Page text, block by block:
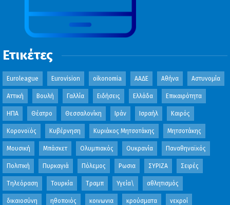
Ετικέτες
Euroleague Eurovision oikonomia ΑΑΔΕ Αθήνα Αστυνομία
Αττική Βουλή Γαλλία Ειδήσεις Ελλάδα Επικαιρότητα
ΗΠΑ Θέατρο Θεσσαλονίκη Ιράν Ισραήλ Καιρός
Κορονοϊός Κυβέρνηση Κυριάκος Μητσοτάκης Μητσοτάκης
Μουσική Μπάσκετ Ολυμπιακός Ουκρανία Παναθηναϊκός
Πολιτική Πυρκαγιά Πόλεμος Ρωσια ΣΥΡΙΖΑ Σειρές
Τηλεόραση Τουρκία Τραμπ Υγεία\ αθλητισμός
δικαιοσύνη ηθοποιός κοινωνια κρούσματα νεκροί